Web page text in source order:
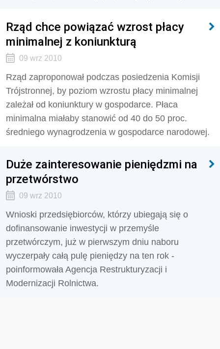
Rząd chce powiązać wzrost płacy
minimalnej z koniunkturą
09 wrz 2010
Rząd zaproponował podczas posiedzenia Komisji
Trójstronnej, by poziom wzrostu płacy minimalnej
zależał od koniunktury w gospodarce. Płaca
minimalna miałaby stanowić od 40 do 50 proc.
średniego wynagrodzenia w gospodarce narodowej.
Duże zainteresowanie pieniędzmi na
przetwórstwo
09 wrz 2010
Wnioski przedsiębiorców, którzy ubiegają się o
dofinansowanie inwestycji w przemyśle
przetwórczym, już w pierwszym dniu naboru
wyczerpały całą pulę pieniędzy na ten rok -
poinformowała Agencja Restrukturyzacji i
Modernizacji Rolnictwa.